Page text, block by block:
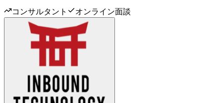
コンサルタント オンライン面談